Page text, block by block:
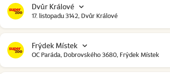
Dvůr Králové
17. listopadu 3142, Dvůr Králové
Frýdek Místek
OC Paráda, Dobrovského 3680, Frýdek Místek